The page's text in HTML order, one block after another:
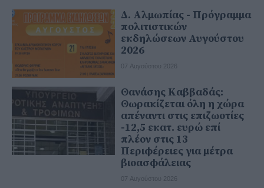
Δ. Αλμωπίας - Πρόγραμμα
πολιτιστικών
εκδηλώσεων Αυγούστου
2026
07 Αυγούστου 2026
Θανάσης Καββαδάς:
Θωρακίζεται όλη η χώρα
απέναντι στις επιζωοτίες
-12,5 εκατ. ευρώ επί
πλέον στις 13
Περιφέρειες για μέτρα
βιοασφάλειας
07 Αυγούστου 2026